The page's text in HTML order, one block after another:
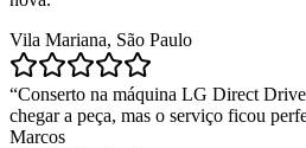
Vila Mariana, São Paulo
“Conserto na máquina LG Direct
chegar a peça, mas o serviço ficou
Marcos